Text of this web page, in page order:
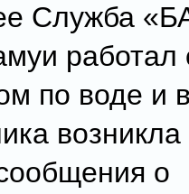
Служба
работал
по воде и
возникла
о